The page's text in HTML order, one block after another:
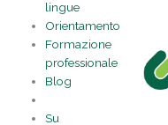
lingue
Orientamento
Formazione
professionale
Blog
Su